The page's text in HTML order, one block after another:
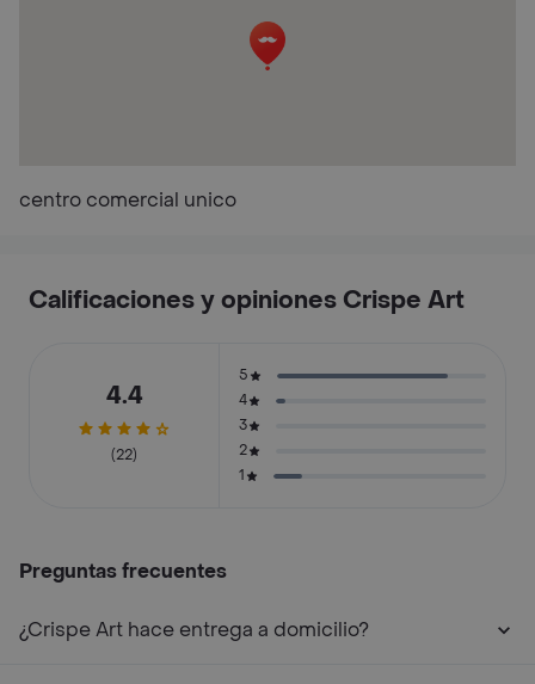
centro comercial unico
Calificaciones y opiniones Crispe Art
4.4
(22)
5
4
3
2
1
Preguntas frecuentes
¿Crispe Art hace entrega a domicilio?